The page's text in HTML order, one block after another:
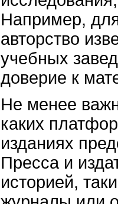
Например,
авторство
учебных
доверие к
Не менее
каких
изданиях
Пресса и
историей,